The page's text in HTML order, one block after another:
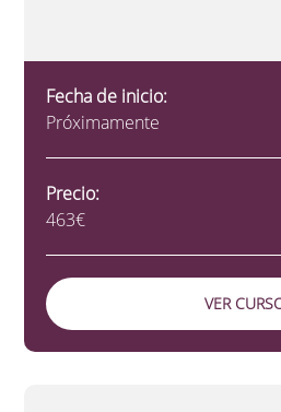
Fecha de inicio:
Próximamente
Precio:
463€
VER